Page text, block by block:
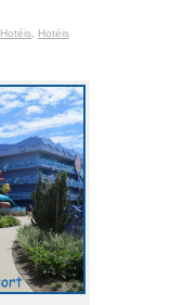
Hotéis, Hotéis